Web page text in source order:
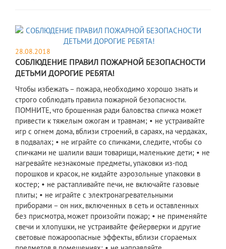
28.08.2018
СОБЛЮДЕНИЕ ПРАВИЛ ПОЖАРНОЙ БЕЗОПАСНОСТИ
ДЕТЬМИ ДОРОГИЕ РЕБЯТА!
Чтобы избежать – пожара, необходимо хорошо знать и
строго соблюдать правила пожарной безопасности.
ПОМНИТЕ, что брошенная ради баловства спичка может
привести к тяжелым ожогам и травмам; • не устраивайте
игр с огнем дома, вблизи строений, в сараях, на чердаках,
в подвалах; • не играйте со спичками, следите, чтобы со
спичками не шалили ваши товарищи, маленькие дети; • не
нагревайте незнакомые предметы, упаковки из-под
порошков и красок, не кидайте аэрозольные упаковки в
костер; • не растапливайте печи, не включайте газовые
плиты; • не играйте с электронагревательными
приборами – он них, включенных в сеть и оставленных
без присмотра, может произойти пожар; • не применяйте
свечи и хлопушки, не устраивайте фейерверки и другие
световые пожароопасные эффекты, вблизи сгораемых